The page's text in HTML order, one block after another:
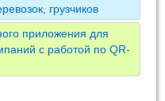
грузчиков
приложения для
с работой по QR-